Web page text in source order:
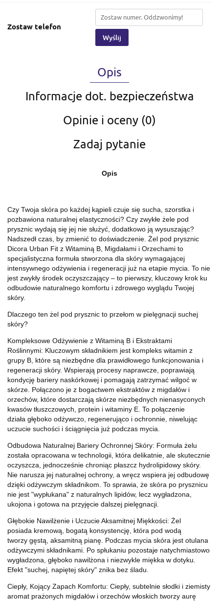
Zostaw telefon
Wyślij
Opis
Informacje dot. bezpieczeństwa
Opinie i oceny (0)
Zadaj pytanie
Opis
Czy Twoja skóra po każdej kąpieli czuje się sucha, szorstka i
pozbawiona naturalnej elastyczności? Czy zwykłe żele pod
prysznic wydają się jej nie służyć, dodatkowo ją wysuszając?
Nadszedł czas, by zmienić to doświadczenie. Żel pod prysznic
Dicora Urban Fit z Witaminą B, Migdałami i Orzechami to
specjalistyczna formuła stworzona dla skóry wymagającej
intensywnego odżywienia i regeneracji już na etapie mycia. To nie
jest zwykły środek oczyszczający – to pierwszy, kluczowy krok ku
odbudowie naturalnego komfortu i zdrowego wyglądu Twojej
skóry.
Dlaczego ten żel pod prysznic to przełom w pielęgnacji suchej
skóry?
Kompleksowe Odżywienie z Witaminą B i Ekstraktami
Roślinnymi: Kluczowym składnikiem jest kompleks witamin z
grupy B, które są niezbędne dla prawidłowego funkcjonowania i
regeneracji skóry. Wspierają procesy naprawcze, poprawiają
kondycję bariery naskórkowej i pomagają zatrzymać wilgoć w
skórze. Połączono je z bogactwem ekstraktów z migdałów i
orzechów, które dostarczają skórze niezbędnych nienasyconych
kwasów tłuszczowych, protein i witaminy E. To połączenie
działa głęboko odżywczo, regenerująco i ochronnie, niwelując
uczucie suchości i ściągnięcia już podczas mycia.
Odbudowa Naturalnej Bariery Ochronnej Skóry: Formuła żelu
została opracowana w technologii, która delikatnie, ale skutecznie
oczyszcza, jednocześnie chroniąc płaszcz hydrolipidowy skóry.
Nie narusza jej naturalnej ochrony, a wręcz wspiera jej odbudowę
dzięki odżywczym składnikom. To sprawia, że skóra po prysznicu
nie jest "wypłukana" z naturalnych lipidów, lecz wygładzona,
ukojona i gotowa na przyjęcie dalszej pielęgnacji.
Głębokie Nawilżenie i Uczucie Aksamitnej Miękkości: Żel
posiada kremową, bogatą konsystencję, która pod wodą
tworzy gęstą, aksamitną pianę. Podczas mycia skóra jest otulana
odżywczymi składnikami. Po spłukaniu pozostaje natychmiastowo
wygładzona, głęboko nawilżona i niezwykle miękka w dotyku.
Efekt "suchej, napiętej skóry" znika bez śladu.
Ciepły, Kojący Zapach Komfortu: Ciepły, subtelnie słodki i ziemisty
aromat prażonych migdałów i orzechów włoskich tworzy aurę